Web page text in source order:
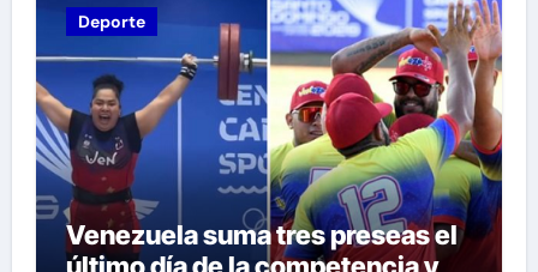
Deporte
Venezuela suma tres preseas el
último día de la competencia y